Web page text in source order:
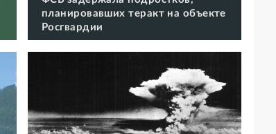
планировавших теракт на объекте
Росгвардии